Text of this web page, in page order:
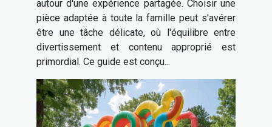
autour d'une expérience partagée. Choisir une
pièce adaptée à toute la famille peut s'avérer
être une tâche délicate, où l'équilibre entre
divertissement et contenu approprié est
primordial. Ce guide est conçu...